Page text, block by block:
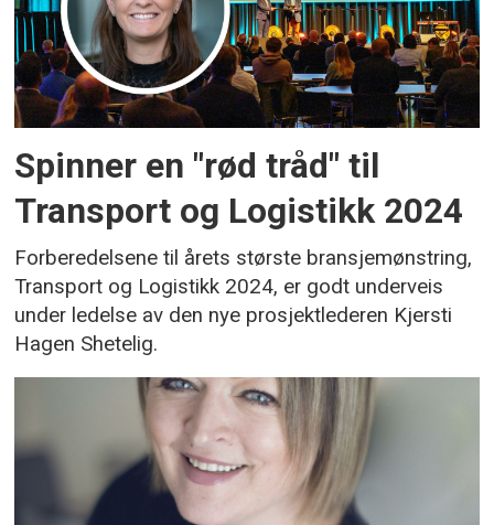
Spinner en "rød tråd" til
Transport og Logistikk 2024
Forberedelsene til årets største bransjemønstring,
Transport og Logistikk 2024, er godt underveis
under ledelse av den nye prosjektlederen Kjersti
Hagen Shetelig.